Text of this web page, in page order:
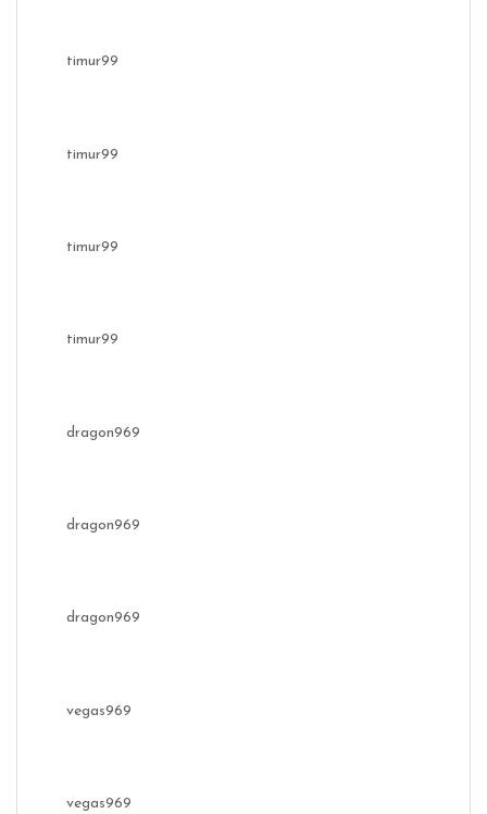
timur99
timur99
timur99
timur99
dragon969
dragon969
dragon969
vegas969
vegas969